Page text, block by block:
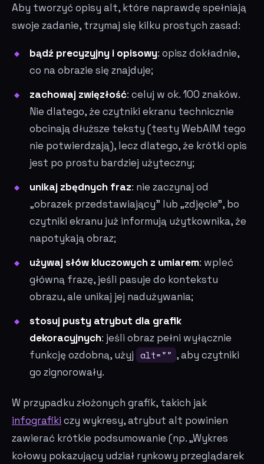
Aby tworzyć opisy alt, które naprawdę spełniają
swoje zadanie, trzymaj się kilku prostych zasad:
bądź precyzyjny i opisowy: opisz dokładnie,
co na obrazie się znajduje;
zachowaj zwięzłość: celuj w ok. 100 znaków.
Nie dlatego, że czytniki ekranu technicznie
obcinają dłuższe teksty (testy WebAIM tego
nie potwierdzają), lecz dlatego, że krótki opis
jest po prostu bardziej użyteczny;
unikaj zbędnych fraz: nie zaczynaj od
„obrazek przedstawiający" lub „zdjęcie", bo
czytniki ekranu już informują użytkownika, że
napotykają obraz;
używaj słów kluczowych z umiarem: wpleć
główną frazę, jeśli pasuje do kontekstu
obrazu, ale unikaj jej nadużywania;
stosuj pusty atrybut dla grafik
dekoracyjnych: jeśli obraz pełni wyłącznie
funkcję ozdobną, użyj alt="" , aby czytniki
go zignorowały.
W przypadku złożonych grafik, takich jak
infografiki czy wykresy, atrybut alt powinien
zawierać krótkie podsumowanie (np. „Wykres
kołowy pokazujący udział rynkowy przeglądarek